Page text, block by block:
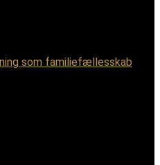
som familiefællesskab